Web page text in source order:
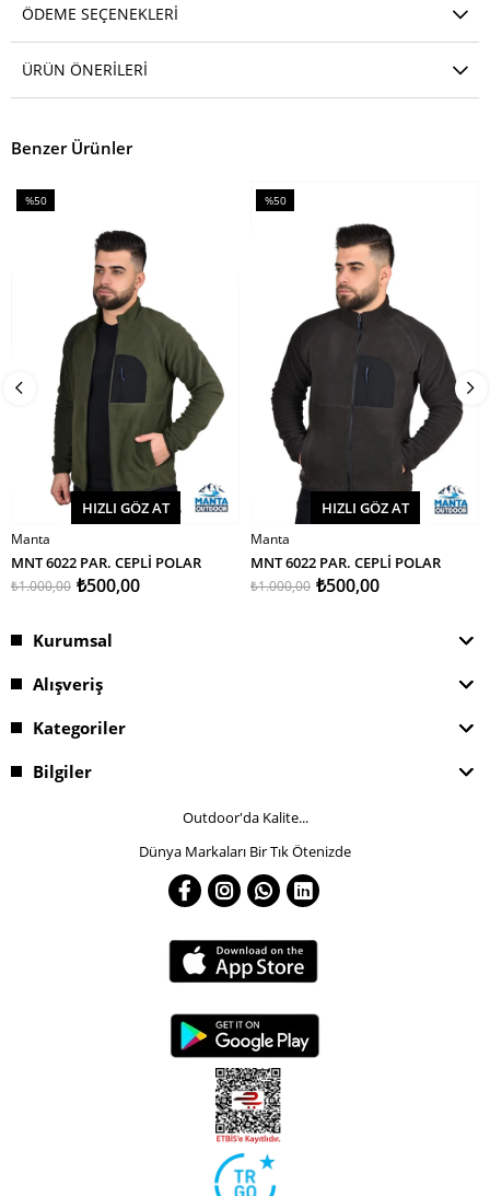
ÖDEME SEÇENEKLERI
ÜRÜN ÖNERILERI
Benzer Ürünler
SEPETE EKLE
%50
HIZLI GÖZ AT
Manta
MNT 6022 PAR. CEPLİ POLAR
₺500,00
₺1.000,00
SEPETE EKLE
%50
HIZLI GÖZ AT
Manta
MNT 6022 PAR. CEPLİ POLAR
₺500,00
₺1.000,00
Kurumsal
Alışveriş
Kategoriler
Bilgiler
Outdoor'da Kalite...
Dünya Markaları Bir Tık Ötenizde